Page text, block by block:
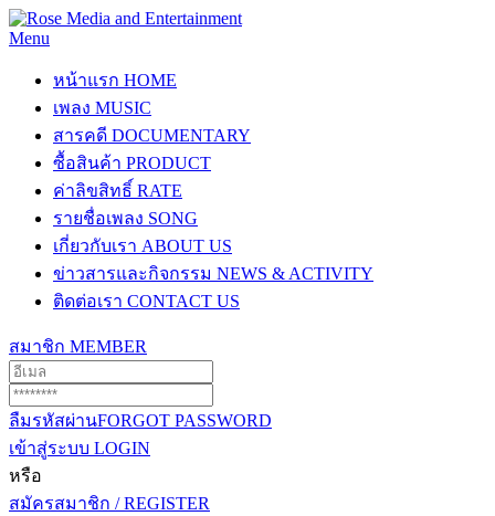
Menu
หน้าแรก HOME
เพลง MUSIC
สารคดี DOCUMENTARY
ซื้อสินค้า PRODUCT
ค่าลิขสิทธิ์ RATE
รายชื่อเพลง SONG
เกี่ยวกับเรา ABOUT US
ข่าวสารและกิจกรรม NEWS & ACTIVITY
ติดต่อเรา CONTACT US
สมาชิก MEMBER
ลืมรหัสผ่านFORGOT PASSWORD
เข้าสู่ระบบ LOGIN
หรือ
สมัครสมาชิก / REGISTER